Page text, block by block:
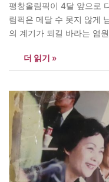
평창올림픽이 4달 앞으로
림픽은 메달 수 못지 않게
의 계기가 되길 바라는 염
금메달을 조국에 선사한
반도에 세계적인 스피드
더 읽기 »